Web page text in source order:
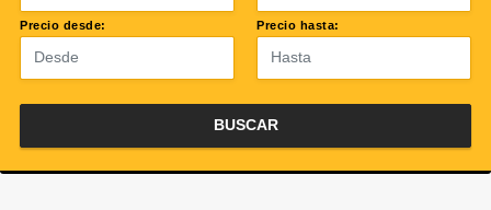
Precio desde: Precio hasta:
BUSCAR